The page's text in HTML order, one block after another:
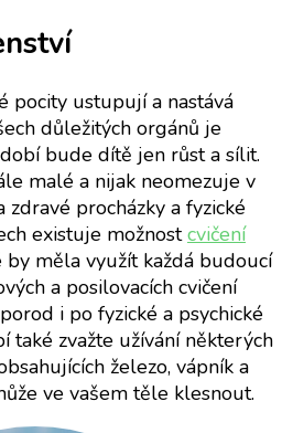
pocity ustupují a nastává
důležitých orgánů je
bude dítě jen růst a sílit.
malé a nijak neomezuje v
zdravé procházky a fyzické
existuje možnostcvičení
by měla využít každá budoucí
a posilovacích cvičení
i po fyzické a psychické
také zvažte užívání některých
železo, vápník a
ve vašem těle klesnout.